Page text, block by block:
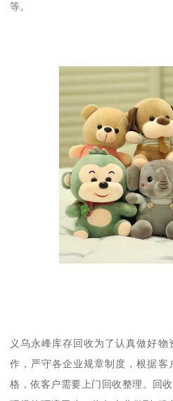
等。
义乌永峰库存回收为了认真做好
作，严守各企业规章制度，根据客
格，依客户需要上门回收整理。回